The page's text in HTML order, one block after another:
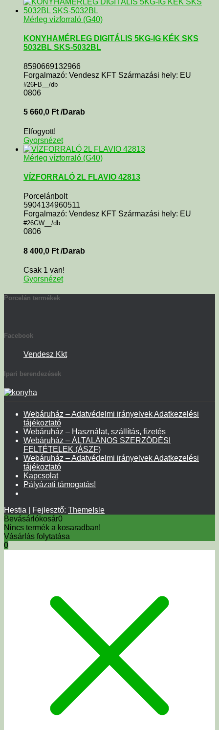
Mérleg vízforraló (G40)
KONYHAMÉRLEG DIGITÁLIS 5KG-IG KÉK SKS
5032BL SKS-5032BL
8590669132966
Forgalmazó: Vendesz KFT Származási hely: EU
#26FB__/db
0806
5 660,0 Ft /Darab
Elfogyott!
Gyorsnézet
Mérleg vízforraló (G40)
VÍZFORRALÓ 2L FLAVIO 42813
Porcelánbolt
5904134960511
Forgalmazó: Vendesz KFT Származási hely: EU
#26GW__/db
0806
8 400,0 Ft /Darab
Csak 1 van!
Gyorsnézet
Porcelán termékek
Facebook
Vendesz Kkt
Ipari berendezések
Webáruház – Adatvédelmi irányelvek Adatkezelési
tájékoztató
Webáruház – Használat, szállítás, fizetés
Webáruház – ÁLTALÁNOS SZERZŐDÉSI
FELTÉTELEK (ÁSZF)
Webáruház – Adatvédelmi irányelvek Adatkezelési
tájékoztató
Kapcsolat
Pályázati támogatás!
Hestia | Fejlesztő: ThemeIsle
Bevásárlókosár0
Nincs termék a kosaradban!
Vásárlás folytatása
0